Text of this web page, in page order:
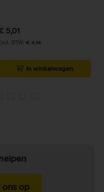
5,01
€ 4,14
In winkelwagen
ons op